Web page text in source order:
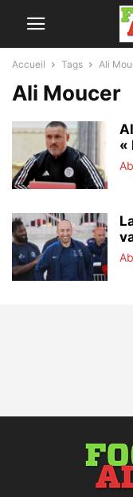
Accueil Tags Ali
Ali Moucer
«